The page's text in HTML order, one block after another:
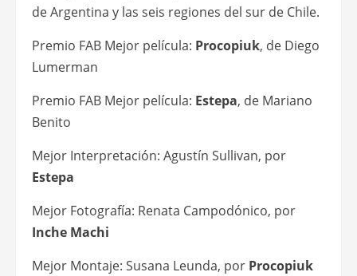
de Argentina y las seis regiones del sur de Chile.
Premio FAB Mejor película: Procopiuk, de Diego
Lumerman
Premio FAB Mejor película: Estepa, de Mariano
Benito
Mejor Interpretación: Agustín Sullivan, por
Estepa
Mejor Fotografía: Renata Campodónico, por
Inche Machi
Mejor Montaje: Susana Leunda, por Procopiuk